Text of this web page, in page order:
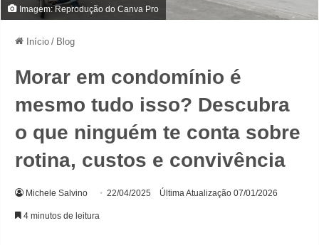
Imagem: Reprodução do Canva Pro
Início / Blog
Morar em condomínio é
mesmo tudo isso? Descubra
o que ninguém te conta sobre
rotina, custos e convivência
Michele Salvino 22/04/2025 Última Atualização 07/01/2026
4 minutos de leitura